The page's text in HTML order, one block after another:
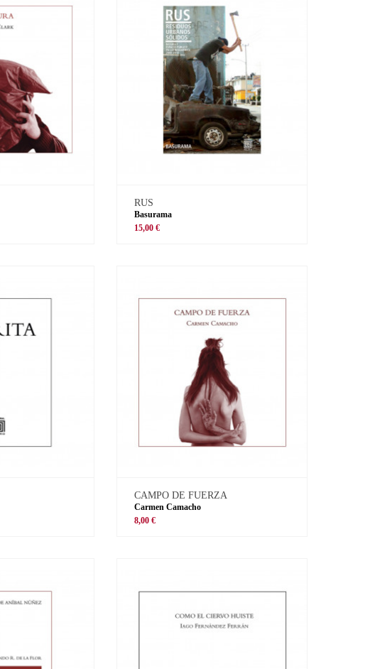
RUS
Basurama
15,00 €
CAMPO DE FUERZA
Carmen Camacho
8,00 €